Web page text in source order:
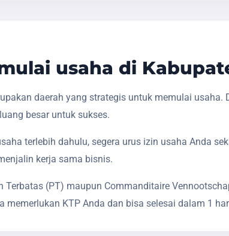
usaha di
daerah yang strategis untuk memulai
besar untuk sukses.
terlebih dahulu, segera urus izin usaha Anda
kerja sama bisnis.
Terbatas (PT) maupun Commanditaire
memerlukan KTP Anda dan bisa selesai dalam 1